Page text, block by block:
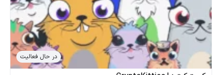
در حال فعالیت